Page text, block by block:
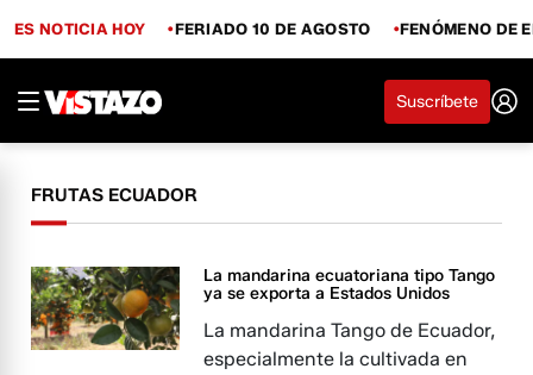
ES NOTICIA HOY FERIADO 10 DE AGOSTO FENÓMENO DE
Suscríbete
FRUTAS ECUADOR
La mandarina ecuatoriana tipo Tango
ya se exporta a Estados Unidos
La mandarina Tango de Ecuador,
especialmente la cultivada en